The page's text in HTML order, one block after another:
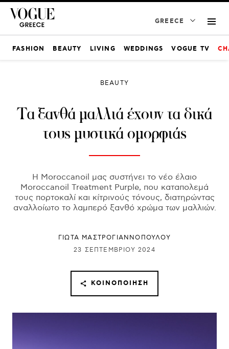
GREECE
FASHION BEAUTY LIVING WEDDINGS VOGUE TV
BEAUTY
Τα ξανθά μαλλιά έχουν τα δικά
τους μυστικά ομορφιάς
Η Moroccanoil μας συστήνει το νέο έλαιο
Moroccanoil Treatment Purple, που καταπολεμά
τους πορτοκαλί και κίτρινούς τόνους, διατηρώντας
αναλλοίωτο το λαμπερό ξανθό χρώμα των μαλλιών.
ΓΙΩΤΑ ΜΑΣΤΡΟΓΙΑΝΝΟΠΟΥΛΟΥ
23 ΣΕΠΤΕΜΒΡΊΟΥ 2024
ΚΟΙΝΟΠΟΊΗΣΗ